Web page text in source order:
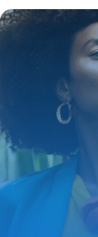
une
polyvalente